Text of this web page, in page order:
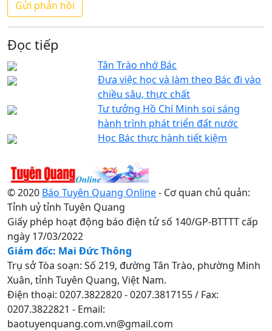
Đọc tiếp
Tân Trào nhớ Bác
Đưa việc học và làm theo Bác đi vào
chiều sâu, thực chất
Tư tưởng Hồ Chí Minh soi sáng
hành trình phát triển đất nước
Học Bác thực hành tiết kiệm
© 2020 Báo Tuyên Quang Online- Cơ quan chủ quản:
Tỉnh uỷ tỉnh Tuyên Quang
Giấy phép hoạt động báo điện tử số 140/GP-BTTTT cấp
ngày 17/03/2022
Giám đốc: Mai Đức Thông
Trụ sở Tòa soạn: Số 219, đường Tân Trào, phường Minh
Xuân, tỉnh Tuyên Quang, Việt Nam.
Điện thoại: 0207.3822820 - 0207.3817155 / Fax:
0207.3822821 - Email:
baotuyenquang.com.vn@gmail.com